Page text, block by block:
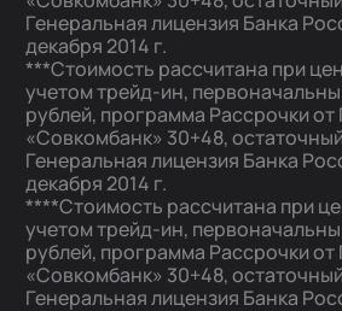
Генеральная лицензия Банка
декабря 2014 г.
***Стоимость рассчитана при
учетом трейд-ин,
рублей, программа Рассрочки
«Совкомбанк» 30+48,
Генеральная лицензия Банка
декабря 2014 г.
****Стоимость рассчитана при
учетом трейд-ин,
рублей, программа Рассрочки
«Совкомбанк» 30+48,
Генеральная лицензия Банка